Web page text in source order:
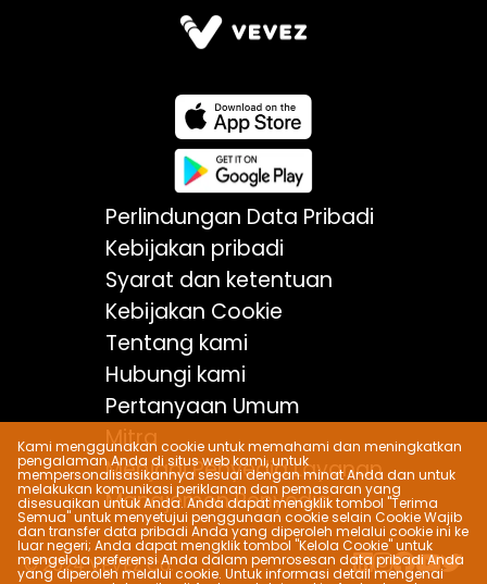
Kami menggunakan cookie untuk memahami dan meningkatkan
pengalaman Anda di situs web kami, untuk
mempersonalisasikannya sesuai dengan minat Anda dan untuk
melakukan komunikasi periklanan dan pemasaran yang
disesuaikan untuk Anda. Anda dapat mengklik tombol "Terima
Semua" untuk menyetujui penggunaan cookie selain Cookie Wajib
dan transfer data pribadi Anda yang diperoleh melalui cookie ini ke
luar negeri; Anda dapat mengklik tombol "Kelola Cookie" untuk
mengelola preferensi Anda dalam pemrosesan data pribadi Anda
yang diperoleh melalui cookie. Untuk informasi detail mengenai
Perlindungan Data Pribadi
Kebijakan pribadi
Syarat dan ketentuan
Kebijakan Cookie
Tentang kami
Hubungi kami
Pertanyaan Umum
Mitra
Menjadi Penyedia Layanan
Manajemen Penyedia
© 2024 VEVEZ Co.